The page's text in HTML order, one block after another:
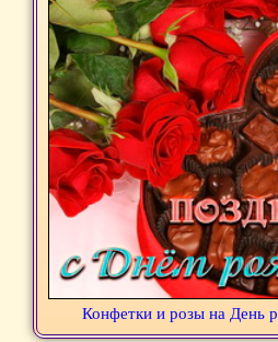
Конфетки и розы на День